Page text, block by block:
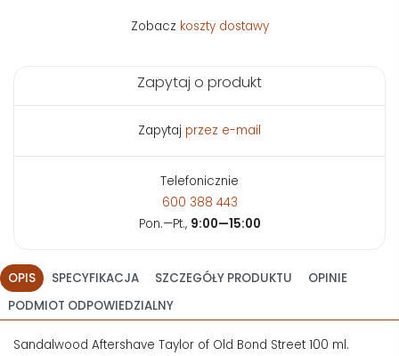
Zobacz koszty dostawy
Zapytaj o produkt
Zapytaj przez e-mail
Telefonicznie
600 388 443
Pon.—Pt., 9:00—15:00
OPIS SPECYFIKACJA SZCZEGÓŁY PRODUKTU
OPINIE
PODMIOT ODPOWIEDZIALNY
Sandalwood Aftershave Taylor of Old Bond Street 100 ml.